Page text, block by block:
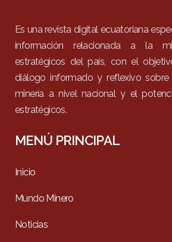
Es una revista digital ecuatoriana
información relacionada a la
estratégicos del país, con el
diálogo informado y reflexivo
minería a nivel nacional y el
estratégicos.
MENÚ PRINCIPAL
Inicio
Mundo Minero
Noticias